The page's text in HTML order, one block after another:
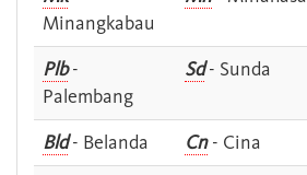
Minangkabau
Plb-
Palembang
Sd- Sunda
Bld- Belanda Cn- Cina